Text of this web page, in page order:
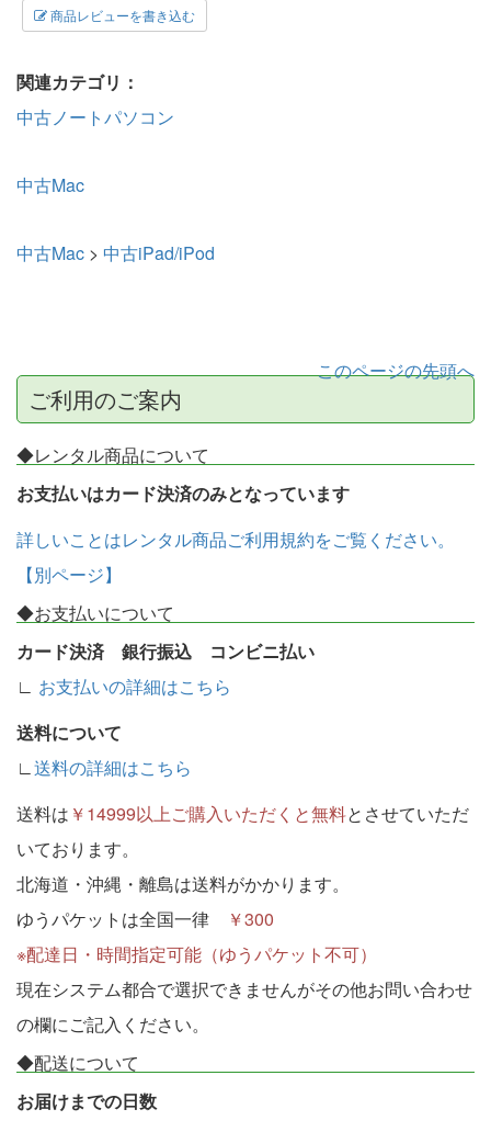
商品レビューを書き込む
関連カテゴリ：
中古ノートパソコン
中古Mac
中古Mac > 中古iPad/iPod
このページの先頭へ
ご利用のご案内
◆レンタル商品について
お支払いはカード決済のみとなっています
詳しいことはレンタル商品ご利用規約をご覧ください。
【別ページ】
◆お支払いについて
カード決済 銀行振込 コンビニ払い
∟ お支払いの詳細はこちら
送料について
∟ 送料の詳細はこちら
送料は ￥14999以上ご購入いただくと無料とさせていただ
いております。
北海道・沖縄・離島は送料がかかります。
ゆうパケットは全国一律
￥300
※配達日・時間指定可能（ゆうパケット不可）
現在システム都合で選択できませんがその他お問い合わせ
の欄にご記入ください。
◆配送について
お届けまでの日数